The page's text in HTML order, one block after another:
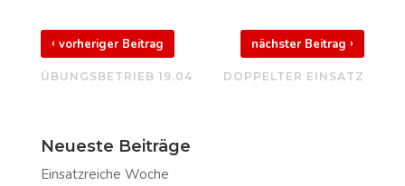
‹ vorheriger Beitrag
ÜBUNGSBETRIEB 19.04
nächster Beitrag›
DOPPELTER EINSATZ
Neueste Beiträge
Einsatzreiche Woche